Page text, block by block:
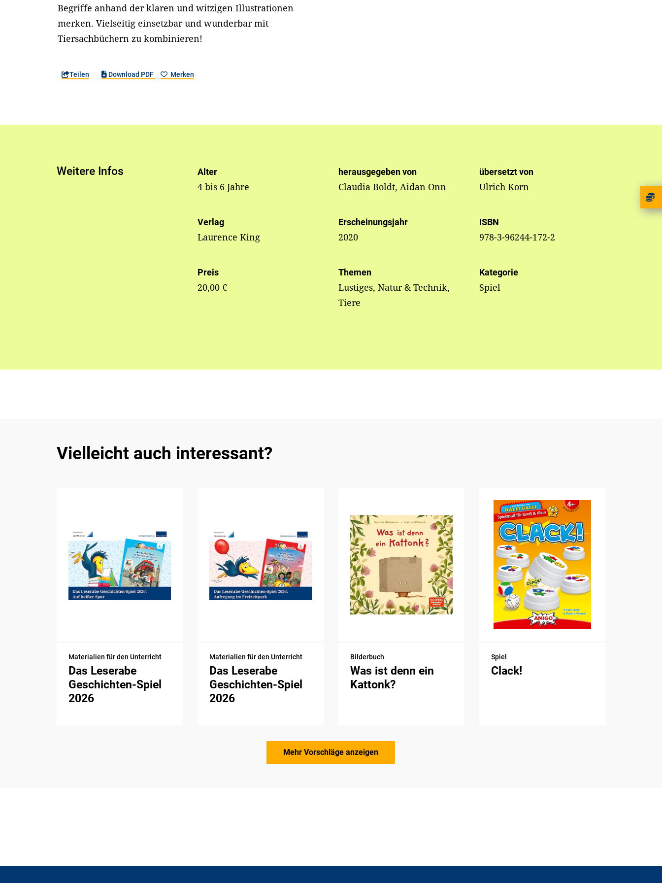
Begriffe anhand der klaren und witzigen Illustrationen
merken. Vielseitig einsetzbar und wunderbar mit
Tiersachbüchern zu kombinieren!
Teilen Download PDF Merken
Weitere Infos Alter
4 bis 6 Jahre
herausgegeben von
Claudia Boldt, Aidan Onn
übersetzt von
Ulrich Korn
Verlag
Laurence King
Erscheinungsjahr
2020
ISBN
978-3-96244-172-2
Preis
20,00 €
Themen
Lustiges, Natur & Technik,
Tiere
Kategorie
Spiel
Vielleicht auch interessant?
Materialien für den Unterricht
Das Leserabe
Geschichten-Spiel
2026
Materialien für den Unterricht
Das Leserabe
Geschichten-Spiel
2026
Bilderbuch
Was ist denn ein
Kattonk?
Spiel
Clack!
Mehr Vorschläge anzeigen